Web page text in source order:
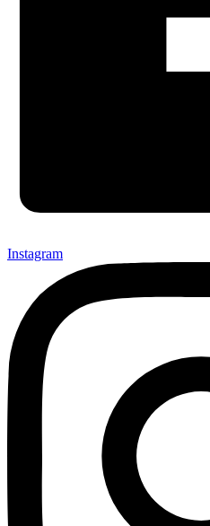
Instagram